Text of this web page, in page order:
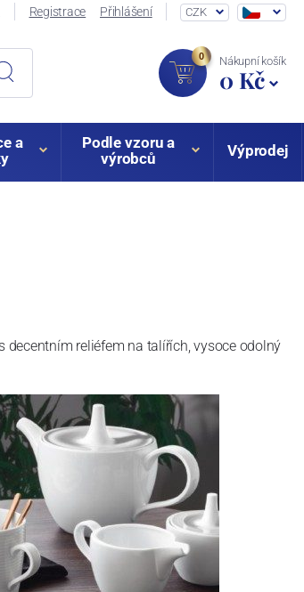
Registrace Přihlášení CZK
0 Nákupní košík
0 Kč
a
Podle vzoru a
výrobců
Výprodej
decentním reliéfem na talířích, vysoce odolný